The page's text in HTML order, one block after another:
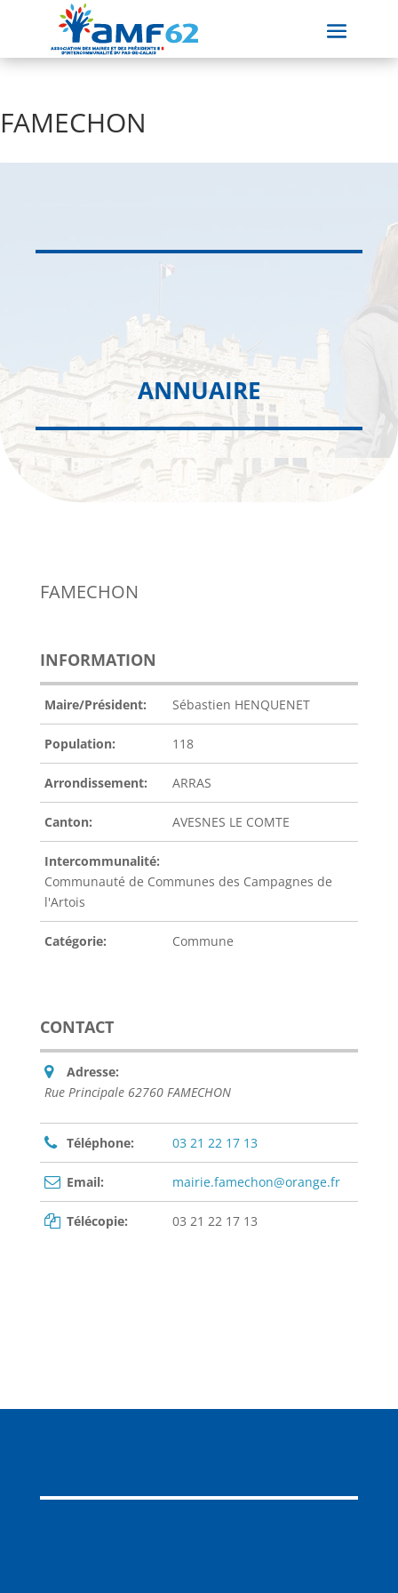
FAMECHON
ANNUAIRE
FAMECHON
INFORMATION
Maire/Président: Sébastien HENQUENET
Population: 118
Arrondissement: ARRAS
Canton: AVESNES LE COMTE
Intercommunalité:
Communauté de Communes des Campagnes de
l'Artois
Catégorie: Commune
CONTACT
Adresse:
Rue Principale 62760 FAMECHON
Téléphone: 03 21 22 17 13
Email: mairie.famechon@orange.fr
Télécopie: 03 21 22 17 13